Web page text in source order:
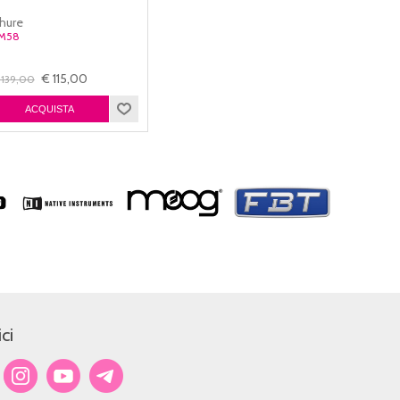
€ 115,00